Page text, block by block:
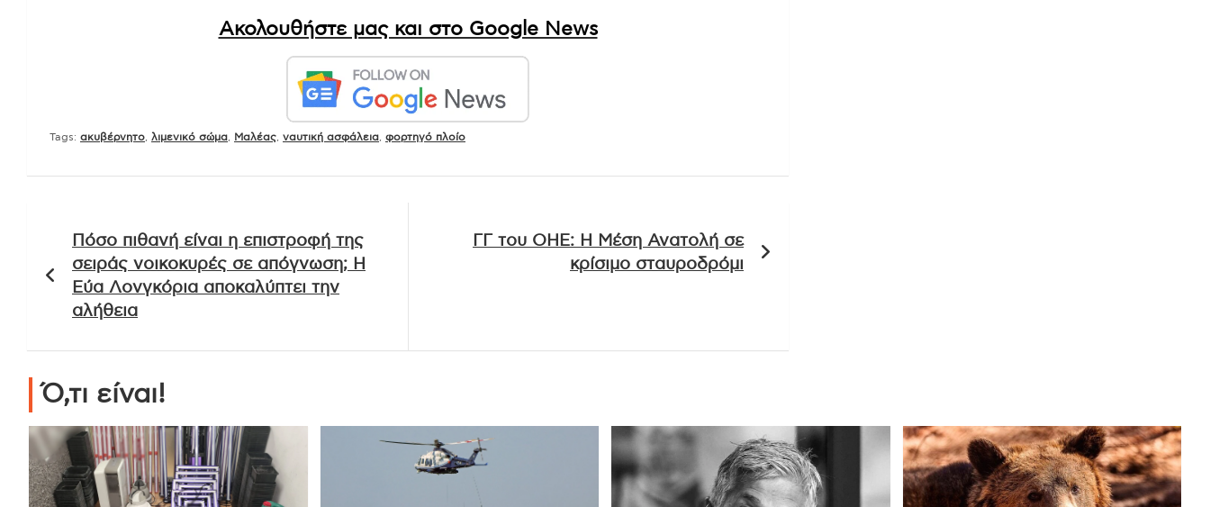
Ακολουθήστε μας και στο Google News
Tags: ακυβέρνητο λιμενικό σώμα Μαλέας ναυτική ασφάλεια φορτηγό πλοίο
άρθρων
Πόσο πιθανή είναι η επιστροφή της
σειράς νοικοκυρές σε απόγνωση; Η
Εύα Λονγκόρια αποκαλύπτει την
αλήθεια
ΓΓ του ΟΗΕ: Η Μέση Ανατολή σε
κρίσιμο σταυροδρόμι
Ό,τι είναι!